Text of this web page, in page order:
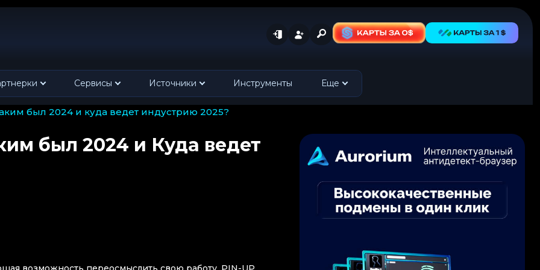
Сервисы Источники Инструменты Еще
был 2024 и куда ведет индустрию 2025?
был 2024 и Куда ведет